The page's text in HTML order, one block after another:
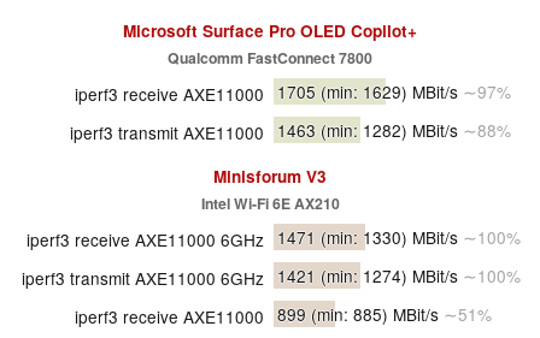
Microsoft Surface Pro OLED Copilot+
Qualcomm FastConnect 7800
iperf3 receive AXE11000 1705 (min: 1629) MBit/s ∼97%
iperf3 transmit AXE11000
1463 (min: 1282) MBit/s ∼88%
Minisforum V3
Intel Wi-Fi 6E AX210
iperf3 receive AXE11000 6GHz 1471 (min: 1330) MBit/s ∼100%
iperf3 transmit AXE11000 6GHz
1421 (min: 1274) MBit/s ∼100%
iperf3 receive AXE11000 899 (min: 885) MBit/s ∼51%